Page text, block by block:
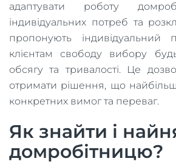
адаптувати роботу
індивідуальних потреб та
пропонують індивідуальний
клієнтам свободу вибору
обсягу та тривалості. Це
отримати рішення, що найбільш
конкретних вимог та переваг.
Як знайти і
домробітницю?